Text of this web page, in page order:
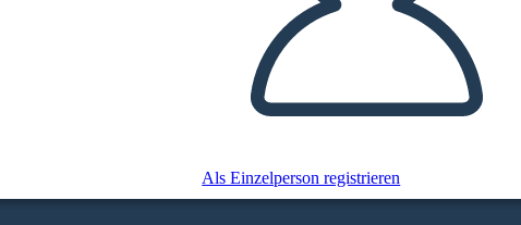
Als Einzelperson registrieren